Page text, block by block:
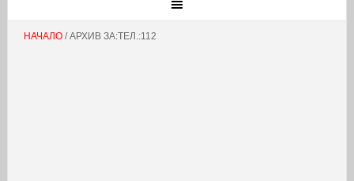
НАЧАЛО/ АРХИВ ЗА:ТЕЛ.:112